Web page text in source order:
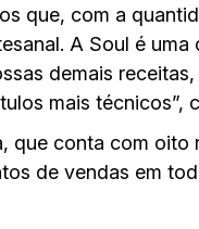
que, com a
A Soul é uma
demais
mais técnicos”,
que conta com oito
de vendas em